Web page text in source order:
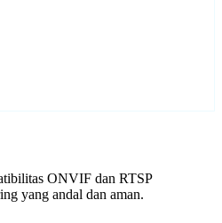
ONVIF dan RTSP
yang andal dan aman.